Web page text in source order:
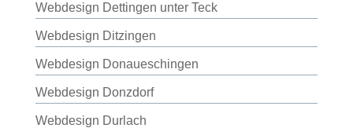
Webdesign Dettingen unter Teck
Webdesign Ditzingen
Webdesign Donaueschingen
Webdesign Donzdorf
Webdesign Durlach